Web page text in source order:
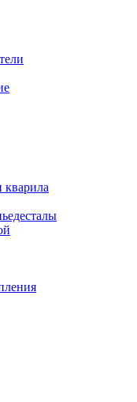
кварила